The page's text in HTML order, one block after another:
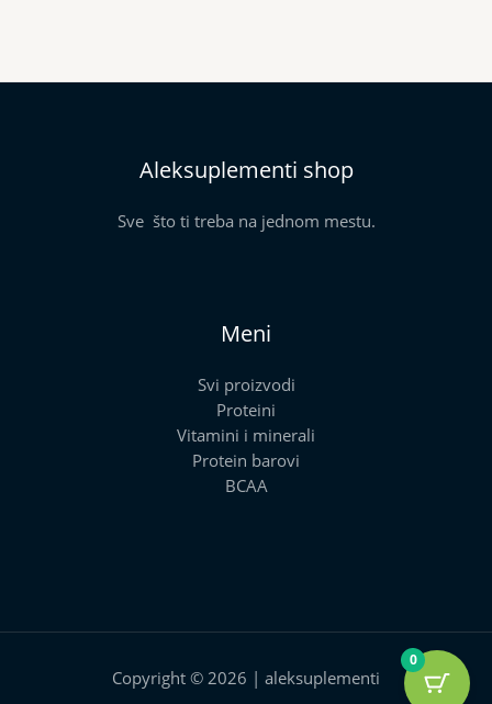
Aleksuplementi shop
Sve što ti treba na jednom mestu.
Meni
Svi proizvodi
Proteini
Vitamini i minerali
Protein barovi
BCAA
Copyright © 2026 | aleksuplementi
0